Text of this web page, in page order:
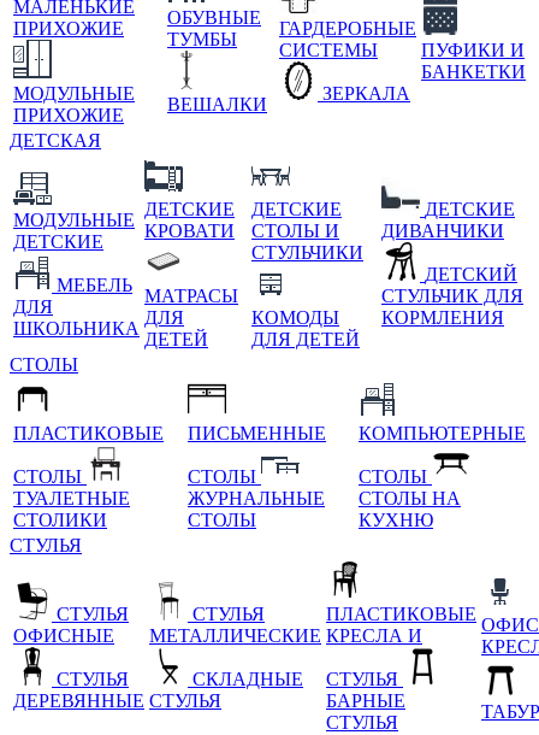
МАЛЕНЬКИЕ
ПРИХОЖИЕ
МОДУЛЬНЫЕ
ПРИХОЖИЕ
ОБУВНЫЕ
ТУМБЫ
ВЕШАЛКИ
ГАРДЕРОБНЫЕ
СИСТЕМЫ
ЗЕРКАЛА
ПУФИКИ И
БАНКЕТКИ
ДЕТСКАЯ
МОДУЛЬНЫЕ
ДЕТСКИЕ
МЕБЕЛЬ
ДЛЯ
ШКОЛЬНИКА
ДЕТСКИЕ
КРОВАТИ
МАТРАСЫ
ДЛЯ
ДЕТЕЙ
ДЕТСКИЕ
СТОЛЫ И
СТУЛЬЧИКИ
КОМОДЫ
ДЛЯ ДЕТЕЙ
ДЕТСКИЕ
ДИВАНЧИКИ
ДЕТСКИЙ
СТУЛЬЧИК ДЛЯ
КОРМЛЕНИЯ
СТОЛЫ
ПЛАСТИКОВЫЕ
СТОЛЫ
ТУАЛЕТНЫЕ
СТОЛИКИ
ПИСЬМЕННЫЕ
СТОЛЫ
ЖУРНАЛЬНЫЕ
СТОЛЫ
КОМПЬЮТЕРНЫЕ
СТОЛЫ
СТОЛЫ НА
КУХНЮ
СТУЛЬЯ
СТУЛЬЯ
ОФИСНЫЕ
СТУЛЬЯ
ДЕРЕВЯННЫЕ
СТУЛЬЯ
МЕТАЛЛИЧЕСКИЕ
СКЛАДНЫЕ
СТУЛЬЯ
ПЛАСТИКОВЫЕ
КРЕСЛА И
СТУЛЬЯ
БАРНЫЕ
СТУЛЬЯ